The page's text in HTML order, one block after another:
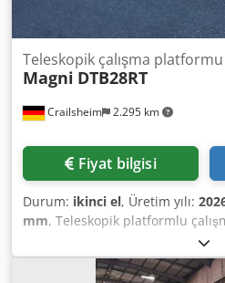
Crailsheim 2.295 km
Teleskopik çalışma platformu
Magni DTB28RT
Fiyat bilgisi
Durum: ikinci el, Üretim yılı:
mm, Teleskopik platformlu
DTB28RT Motor: Dizel
2026 Çalışma yüksekliği (mm):